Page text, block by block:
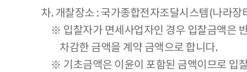
차. 개찰장소 : 국가종합전자조달시스템(나라장
※ 입찰자가 면세사업자인 경우 입찰금액은
차감한 금액을 계약 금액으로 합니다.
※ 기초금액은 이윤이 포함된 금액이므로 입